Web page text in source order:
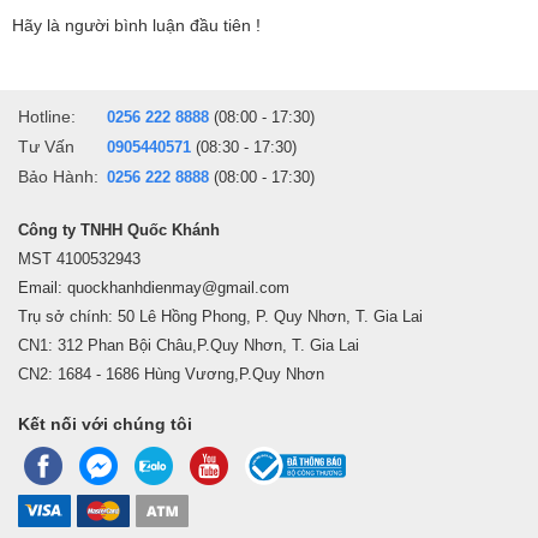
Đồng thời sử dụng các hạt tinh thể có kích thước siêu nhỏ có
một cách chính xác.
Công nghệ 4K Upscaler và Image Enhancing mang đến
hình ảnh chân thực, sắc nét qua từng chi tiết
Smart Tivi LG chính hãng 55NANO80SQA 4K trang bị công nghệ
4K Upscaler sẽ nâng cấp hình ảnh lên gần với chuẩn 4K nhất
thông qua 6 bước như: phân tích, tăng cường, nâng cấp, tối ưu
nhất.
Ngoài ra thì chiếc tivi này còn được tích hợp thêm
Hãy là người bình luận đầu tiên !
Hotline: 0256 222 8888 (08:00 - 17:30)
Tư Vấn 0905440571 (08:30 - 17:30)
Bảo Hành: 0256 222 8888 (08:00 - 17:30)
Công ty TNHH Quốc Khánh
MST 4100532943
Email: quockhanhdienmay@gmail.com
Trụ sở chính: 50 Lê Hồng Phong, P. Quy Nhơn, T. Gia Lai
CN1: 312 Phan Bội Châu,P.Quy Nhơn, T. Gia Lai
CN2: 1684 - 1686 Hùng Vương,P.Quy Nhơn
Kết nối với chúng tôi